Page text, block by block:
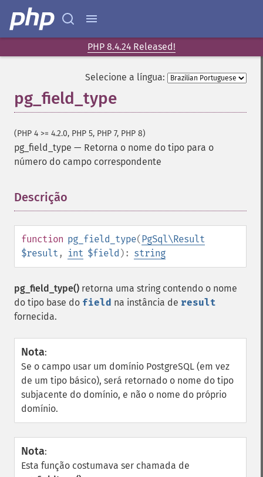
PHP 8.4.24 Released!
Selecione a língua:
pg_field_type
(PHP 4 >= 4.2.0, PHP 5, PHP 7, PHP 8)
pg_field_type — Retorna o nome do tipo para o
número do campo correspondente
Descrição
function pg_field_type(PgSql\Result
$result , int $field ): string
pg_field_type() retorna uma string contendo o nome
do tipo base do field na instância de result
fornecida.
Nota:
Se o campo usar um domínio PostgreSQL (em vez
de um tipo básico), será retornado o nome do tipo
subjacente do domínio, e não o nome do próprio
domínio.
Nota:
Esta função costumava ser chamada de